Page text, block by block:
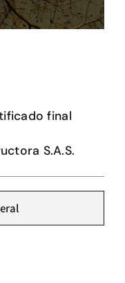
final
S.A.S.